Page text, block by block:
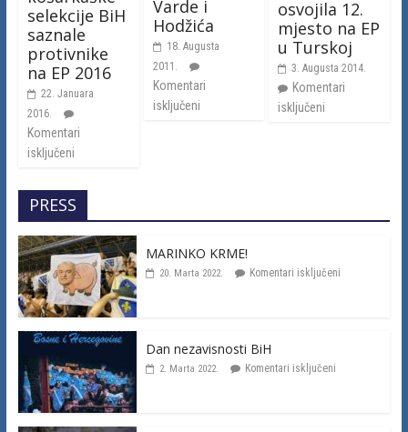
selekcije BiH
saznale
protivnike
na EP 2016
22. Januara
2016.
Komentari
isključeni
Varde i
Hodžića
18. Augusta
2011.
Komentari
isključeni
osvojila 12.
mjesto na EP
u Turskoj
3. Augusta 2014.
Komentari
isključeni
PRESS
MARINKO KRME!
20. Marta 2022. Komentari isključeni
Dan nezavisnosti BiH
2. Marta 2022. Komentari isključeni